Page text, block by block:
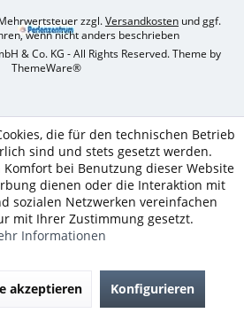
zzgl.Versandkosten und ggf.
wenn nicht anders beschrieben
& Co. KG - All Rights Reserved. Theme by
ThemeWare®
die für den technischen Betrieb
sind und stets gesetzt werden.
Komfort bei Benutzung dieser Website
dienen oder die Interaktion mit
sozialen Netzwerken vereinfachen
mit Ihrer Zustimmung gesetzt.
Informationen
akzeptieren Konfigurieren